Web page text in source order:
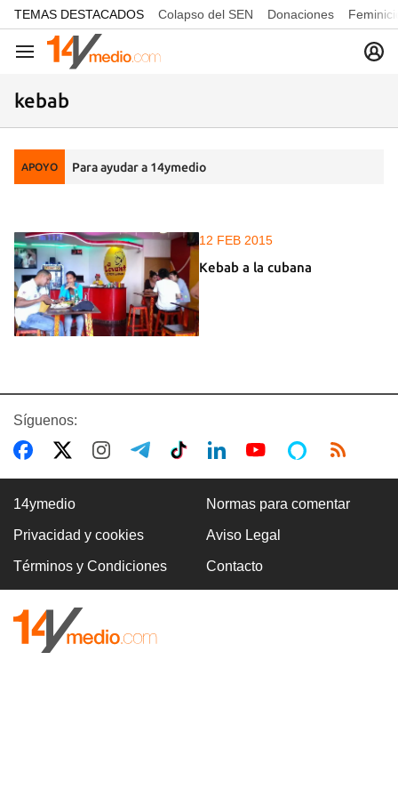
common.go-to-content
TEMAS DESTACADOS Colapso del SEN Donaciones
Navegación
kebab
APOYO Para ayudar a 14ymedio
12 FEB 2015
Kebab a la cubana
Síguenos:
14ymedio Normas para comentar
Privacidad y cookies Aviso Legal
Términos y Condiciones Contacto